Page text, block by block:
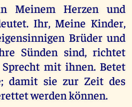
Meinem Herzen und
Ihr, Meine Kinder,
Brüder und
Sünden sind, richtet
mit ihnen. Betet
damit sie zur Zeit des
werden können.